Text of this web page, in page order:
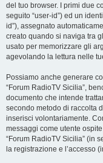
del tuo browser. I primi due
seguito “user-id”) ed un
id”), assegnato
creato quando si naviga tra
usato per memorizzare gli
agevolando la lettura nelle
Possiamo anche generare
“Forum RadioTV Sicilia”,
documento che intende
secondo metodo di raccolta
inserisci volontariamente.
messaggi come utente
“Forum RadioTV Sicilia” (in
la registrazione e l’accesso